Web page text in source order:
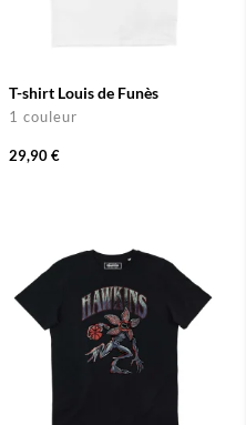
T-shirt Louis de Funès
1 couleur
29,90 €